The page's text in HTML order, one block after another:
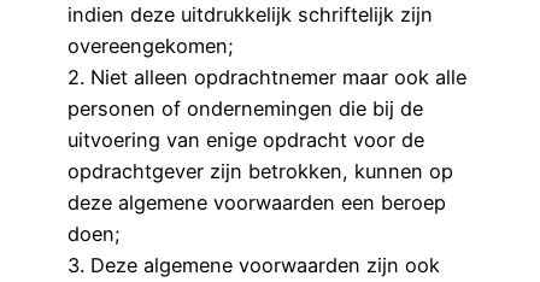
indien deze uitdrukkelijk schriftelijk zijn
overeengekomen;
2. Niet alleen opdrachtnemer maar ook alle
personen of ondernemingen die bij de
uitvoering van enige opdracht voor de
opdrachtgever zijn betrokken, kunnen op
deze algemene voorwaarden een beroep
doen;
3. Deze algemene voorwaarden zijn ook